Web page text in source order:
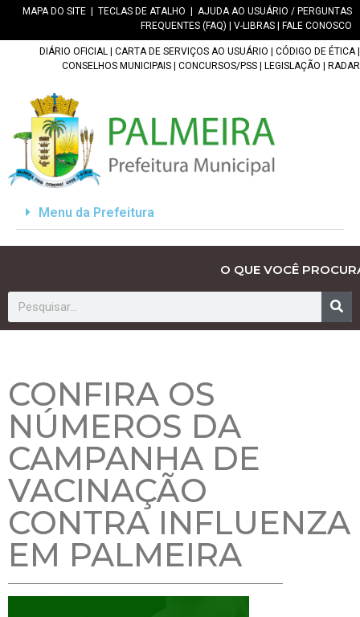
MAPA DO SITE TECLAS DE ATALHO
AJUDA AO USUÁRIO / PERGUNTAS
FREQUENTES (FAQ)
V-LIBRAS FALE CONOSCO
DIÁRIO OFICIAL CARTA DE SERVIÇOS AO USUÁRIO CÓDIGO DE ÉTICA|
CONSELHOS MUNICIPAIS
CONCURSOS/PSS LEGISLAÇÃO RADAR
Menu da Prefeitura
O QUE VOCÊ
CONFIRA OS
NÚMEROS DA
CAMPANHA DE
VACINAÇÃO
CONTRA INFLUENZA
EM PALMEIRA